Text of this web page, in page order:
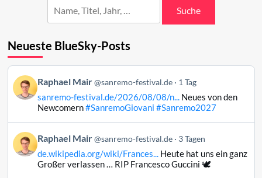
Suche
Neueste BlueSky-Posts
Beitrag
von
Raphael
Bluesky
ansehen
Raphael Mair @sanremo-festival.de 1 Tag
sanremo-festival.de/2026/08/08/n...Neues von den
Newcomern#SanremoGiovani #Sanremo2027
Beitrag
von
Raphael
Raphael Mair @sanremo-festival.de 3 Tagen
de.wikipedia.org/wiki/Frances...Heute hat uns ein ganz
Großer verlassen … RIP Francesco Guccini 🕊️